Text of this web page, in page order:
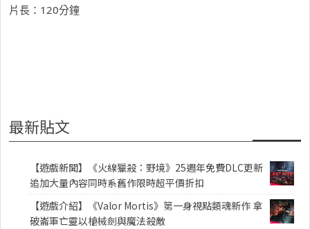
片長：120分鐘
最新貼文
【遊戲新聞】《火線獵殺：野境》25週年免費DLC更新
追加大量內容同時系舊作限時超平價折扣
【遊戲介紹】《Valor Mortis》第一身視點類魂新作 拿
破崙軍亡靈以槍械劍與魔法殺敵